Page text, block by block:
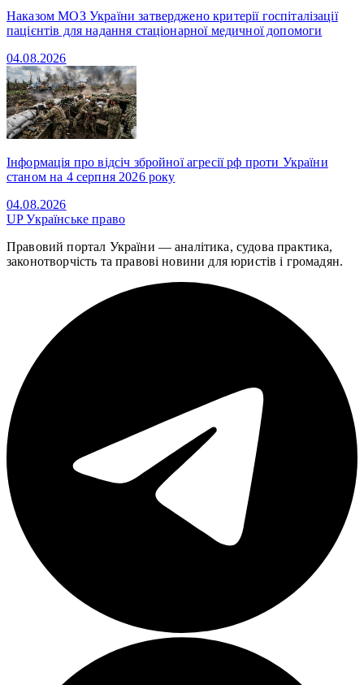
Наказом МОЗ України затверджено критерії госпіталізації
пацієнтів для надання стаціонарної медичної допомоги
04.08.2026
Інформація про відсіч збройної агресії рф проти України
станом на 4 серпня 2026 року
04.08.2026
UPУкраїнське право
Правовий портал України — аналітика, судова практика,
законотворчість та правові новини для юристів і громадян.